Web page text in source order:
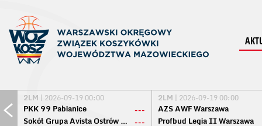
2LM | 2026-09-19 00:00
PKK 99 Pabianice
---
Sokół Grupa Avista Ostrów Maz. ---
2LM | 2026-09-19 00:00
AZS AWF Warszawa
Profbud Legia II Warszawa